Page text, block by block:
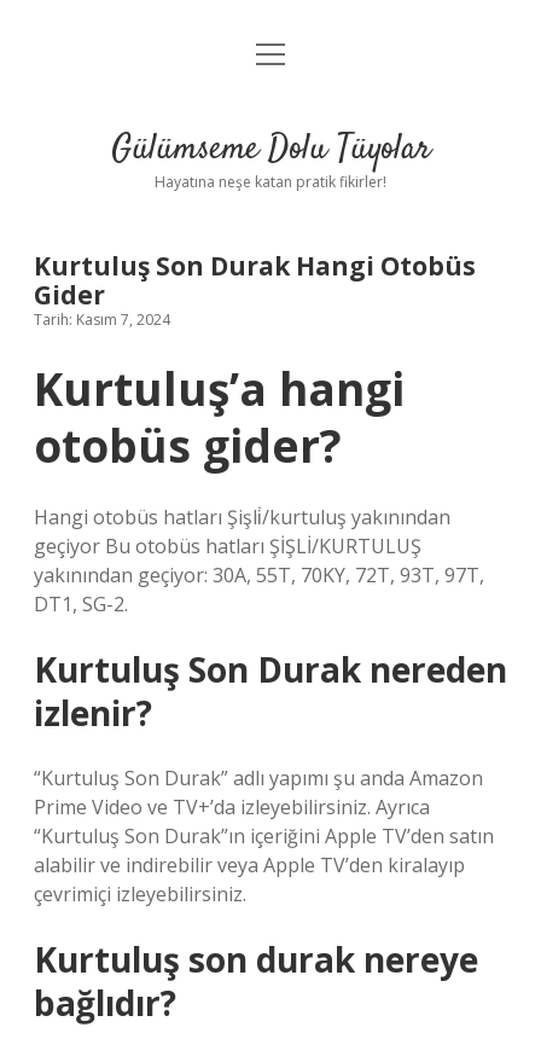
Anasayfa
Yasal Uyarı
menüyü
Gülümseme Dolu Tüyolar
Hayatına neşe katan pratik fikirler!
Kurtuluş Son Durak Hangi Otobüs
Gider
Tarih: Kasım 7, 2024
Kurtuluş’a hangi
otobüs gider?
Hangi otobüs hatları Şişli̇/kurtuluş yakınından
geçiyor Bu otobüs hatları ŞİŞLİ/KURTULUŞ
yakınından geçiyor: 30A, 55T, 70KY, 72T, 93T, 97T,
DT1, SG-2.
Kurtuluş Son Durak nereden
izlenir?
“Kurtuluş Son Durak” adlı yapımı şu anda Amazon
Prime Video ve TV+’da izleyebilirsiniz. Ayrıca
“Kurtuluş Son Durak”ın içeriğini Apple TV’den satın
alabilir ve indirebilir veya Apple TV’den kiralayıp
çevrimiçi izleyebilirsiniz.
Kurtuluş son durak nereye
bağlıdır?